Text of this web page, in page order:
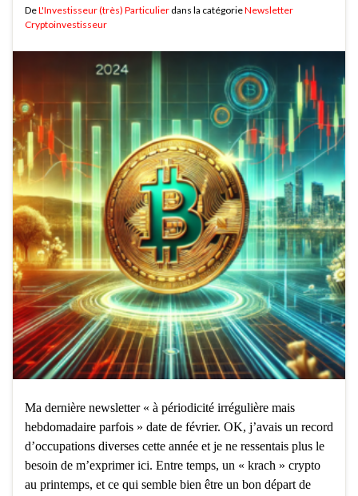
DeL'Investisseur (très) Particulier dans la catégorieNewsletter
Cryptoinvestisseur
Ma dernière newsletter « à périodicité irrégulière mais
hebdomadaire parfois » date de février. OK, j’avais un record
d’occupations diverses cette année et je ne ressentais plus le
besoin de m’exprimer ici. Entre temps, un « krach » crypto
au printemps, et ce qui semble bien être un bon départ de